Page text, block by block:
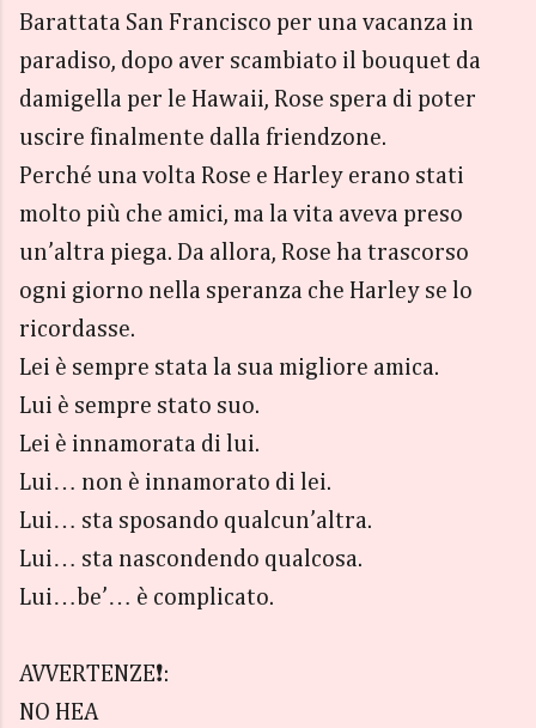
Barattata San Francisco per una vacanza in
paradiso, dopo aver scambiato il bouquet da
damigella per le Hawaii, Rose spera di poter
uscire finalmente dalla friendzone.
Perché una volta Rose e Harley erano stati
molto più che amici, ma la vita aveva preso
un’altra piega. Da allora, Rose ha trascorso
ogni giorno nella speranza che Harley se lo
ricordasse.
Lei è sempre stata la sua migliore amica.
Lui è sempre stato suo.
Lei è innamorata di lui.
Lui… non è innamorato di lei.
Lui… sta sposando qualcun’altra.
Lui… sta nascondendo qualcosa.
Lui…be’… è complicato.
AVVERTENZE❗️:
NO HEA